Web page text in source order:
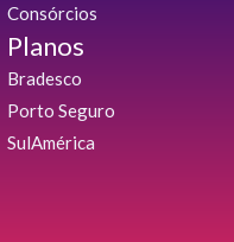
Consórcios
Planos
Bradesco
Porto Seguro
SulAmérica